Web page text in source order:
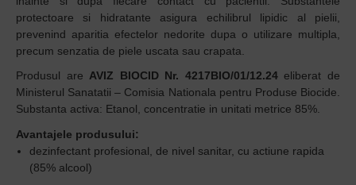
protectoare si hidratante asigura echilibrul lipidic al pielii,
prevenind aparitia efectelor nedorite dupa o utilizare multipla,
precum senzatia de piele uscata sau crapata.
Produsul are AVIZ BIOCID Nr. 4217BIO/01/12.24 eliberat de
Ministerul Sanatatii – Comisia Nationala pentru Produse Biocide.
Substanta activa: Etanol, concentratie in unitati metrice 85%.
Avantajele produsului:
dezinfectant profesional, de nivel sanitar, cu actiune rapida
(85% alcool)